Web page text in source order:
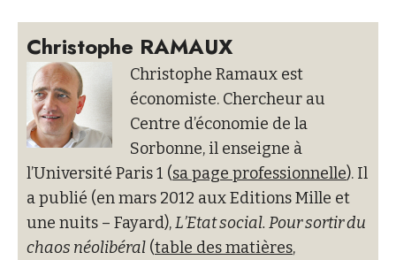
Christophe RAMAUX
Christophe Ramaux est
économiste. Chercheur au
Centre d’économie de la
Sorbonne, il enseigne à
l’Université Paris 1 (sa page professionnelle). Il
a publié (en mars 2012 aux Editions Mille et
une nuits – Fayard),L’Etat social. Pour sortir du
chaos néolibéral (table des matières,